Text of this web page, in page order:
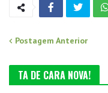
Postagem Anterior
TA DE CARA NOVA!